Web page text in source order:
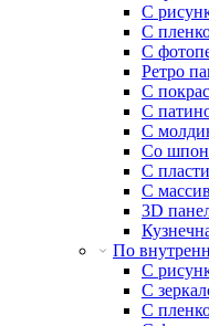
С
С
С
Ретро
С
С
С
Со
С
С
3D
По
С
С
С